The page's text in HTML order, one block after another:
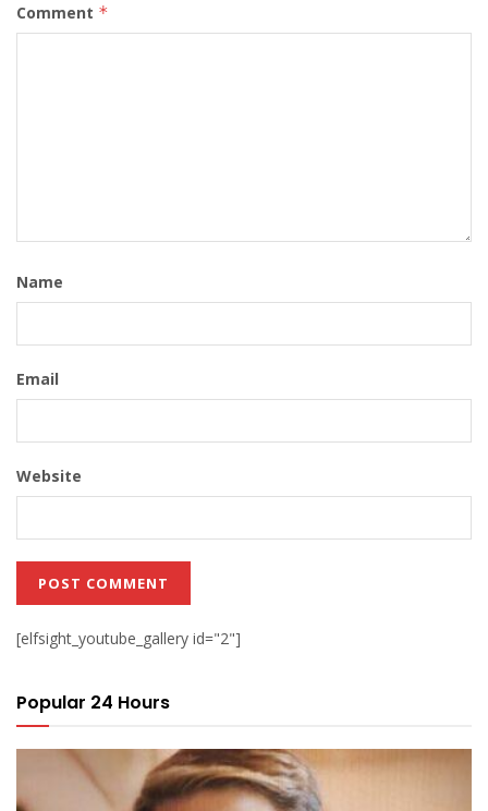
Comment *
Name
Email
Website
[elfsight_youtube_gallery id="2"]
Popular 24 Hours